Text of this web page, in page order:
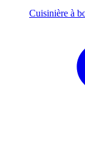
Cuisinière à